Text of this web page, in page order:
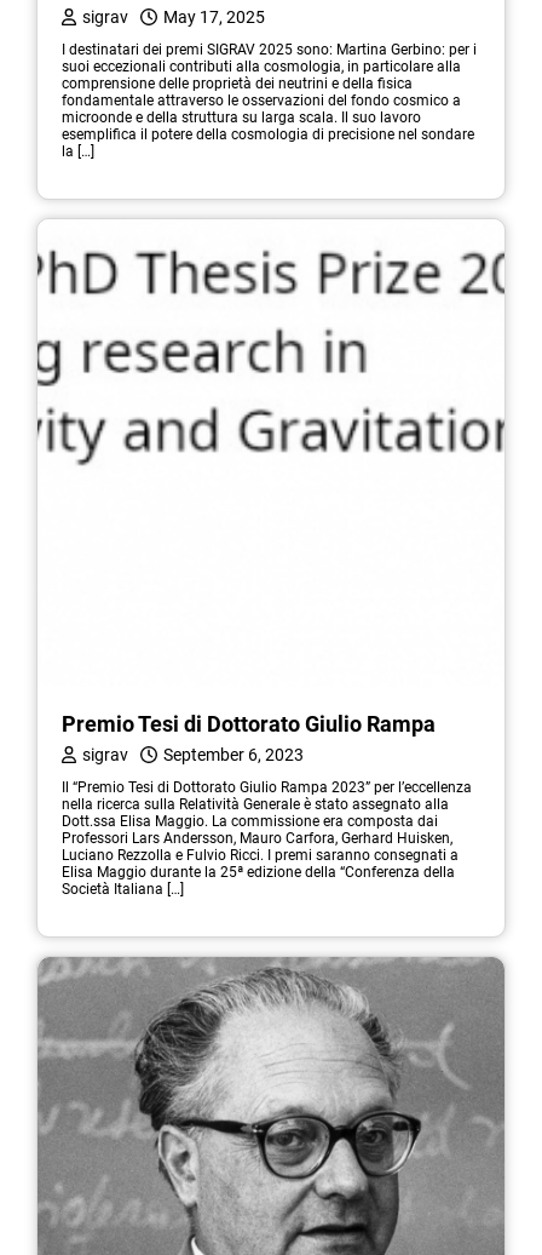
sigrav May 17, 2025
I destinatari dei premi SIGRAV 2025 sono: Martina Gerbino: per i
suoi eccezionali contributi alla cosmologia, in particolare alla
comprensione delle proprietà dei neutrini e della fisica
fondamentale attraverso le osservazioni del fondo cosmico a
microonde e della struttura su larga scala. Il suo lavoro
esemplifica il potere della cosmologia di precisione nel sondare
la […]
Premio Tesi di Dottorato Giulio Rampa
sigrav September 6, 2023
Il “Premio Tesi di Dottorato Giulio Rampa 2023” per l’eccellenza
nella ricerca sulla Relatività Generale è stato assegnato alla
Dott.ssa Elisa Maggio. La commissione era composta dai
Professori Lars Andersson, Mauro Carfora, Gerhard Huisken,
Luciano Rezzolla e Fulvio Ricci. I premi saranno consegnati a
Elisa Maggio durante la 25ª edizione della “Conferenza della
Società Italiana […]